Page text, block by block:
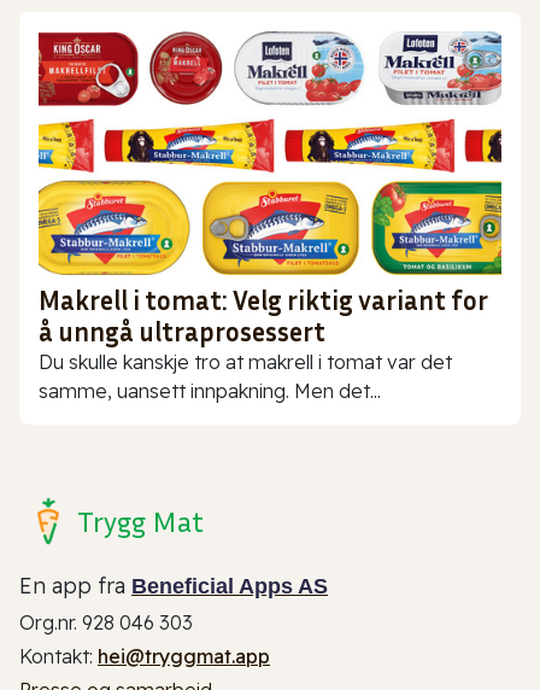
Makrell i tomat: Velg riktig variant for
å unngå ultraprosessert
Du skulle kanskje tro at makrell i tomat var det
samme, uansett innpakning. Men det...
Trygg Mat
En app fra Beneficial Apps AS
Org.nr. 928 046 303
Kontakt: hei@tryggmat.app